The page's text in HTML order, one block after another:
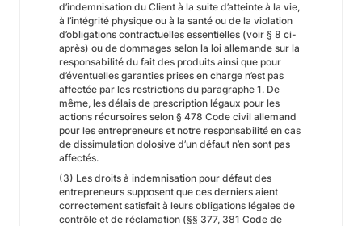
d’indemnisation du Client à la suite d’atteinte à la vie,
à l’intégrité physique ou à la santé ou de la violation
d’obligations contractuelles essentielles (voir § 8 ci-
après) ou de dommages selon la loi allemande sur la
responsabilité du fait des produits ainsi que pour
d’éventuelles garanties prises en charge n’est pas
affectée par les restrictions du paragraphe 1. De
même, les délais de prescription légaux pour les
actions récursoires selon § 478 Code civil allemand
pour les entrepreneurs et notre responsabilité en cas
de dissimulation dolosive d’un défaut n’en sont pas
affectés.
(3) Les droits à indemnisation pour défaut des
entrepreneurs supposent que ces derniers aient
correctement satisfait à leurs obligations légales de
contrôle et de réclamation (§§ 377, 381 Code de